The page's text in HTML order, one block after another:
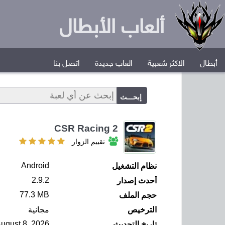
ألعاب الأبطال
أبطال الاكثر شعبية العاب جديدة اتصل بنا
CSR Racing 2
تقييم الزوار
نظام التشغيل
Android
أحدث إصدار
2.9.2
حجم الملف
77.3 MB
الترخيص
مجانية